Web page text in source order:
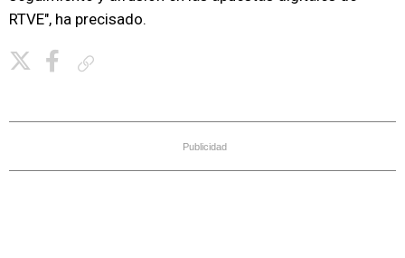
RTVE", ha precisado.
Publicidad